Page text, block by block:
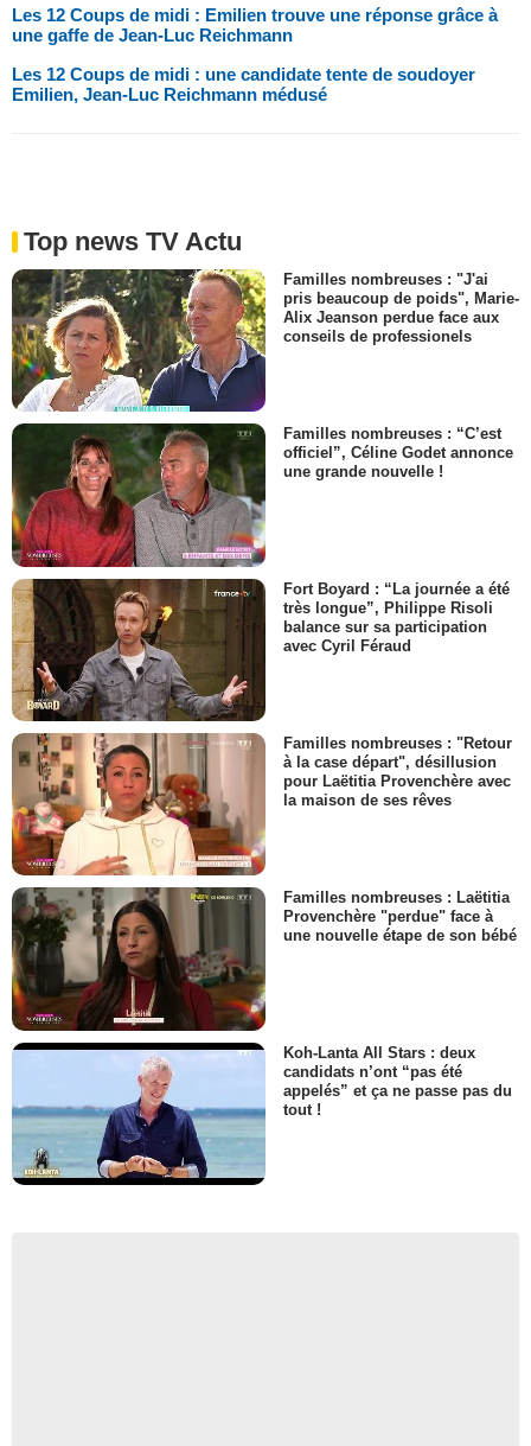
Les 12 Coups de midi : Emilien trouve une réponse grâce à
une gaffe de Jean-Luc Reichmann
Les 12 Coups de midi : une candidate tente de soudoyer
Emilien, Jean-Luc Reichmann médusé
Top news TV Actu
Familles nombreuses : "J'ai
pris beaucoup de poids", Marie-
Alix Jeanson perdue face aux
conseils de professionels
Familles nombreuses : “C’est
officiel”, Céline Godet annonce
une grande nouvelle !
Fort Boyard : “La journée a été
très longue”, Philippe Risoli
balance sur sa participation
avec Cyril Féraud
Familles nombreuses : "Retour
à la case départ", désillusion
pour Laëtitia Provenchère avec
la maison de ses rêves
Familles nombreuses : Laëtitia
Provenchère "perdue" face à
une nouvelle étape de son bébé
Koh-Lanta All Stars : deux
candidats n’ont “pas été
appelés” et ça ne passe pas du
tout !